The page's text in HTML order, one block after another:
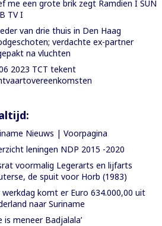
me een grote brik zegt Ramdien I SUN
TV I
van drie thuis in Den Haag
verdachte ex-partner
na vluchten
2023 TCT tekent
Nieuws | Voorpagina
leningen NDP 2015 -2020
voormalig Legerarts en lijfarts
de spuit voor Horb (1983)
werkdag komt er Euro 634.000,00 uit
naar Suriname
is meneer Badjalala’